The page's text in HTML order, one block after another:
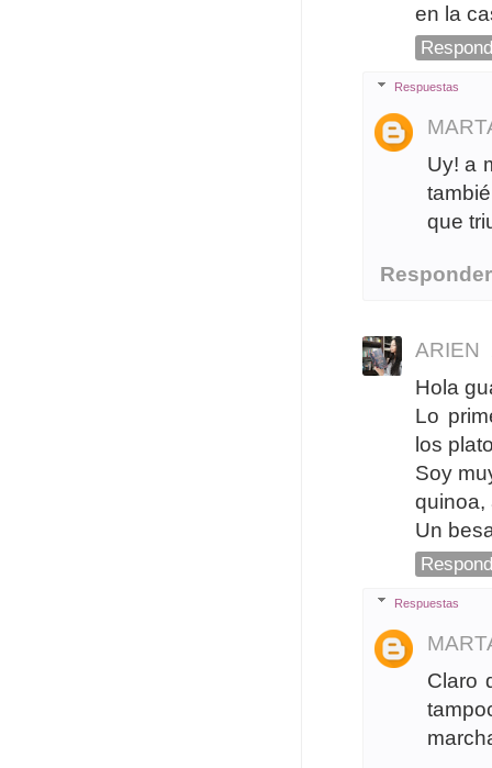
en la
Respuestas
Uy! a
que
Responder
ARIEN
Hola
Lo
los
Soy
quinoa,
Un
Respuestas
Claro